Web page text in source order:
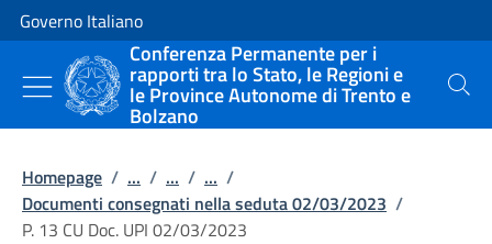
Vai al contenuto
Vai alla navigazione del sito
Governo Italiano
Conferenza Permanente per i
rapporti tra lo Stato, le Regioni e
le Province Autonome di Trento e
Bolzano
Cerca
Homepage / ... / ... / ... /
Documenti consegnati nella seduta 02/03/2023 /
P. 13 CU Doc. UPI 02/03/2023